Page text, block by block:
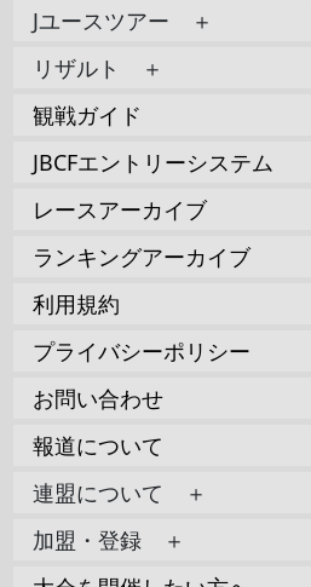
Jユースツアー ＋
リザルト ＋
観戦ガイド
JBCFエントリーシステム
レースアーカイブ
ランキングアーカイブ
利用規約
プライバシーポリシー
お問い合わせ
報道について
連盟について ＋
加盟・登録 ＋